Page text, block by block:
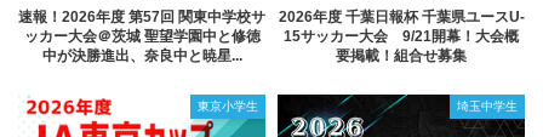
速報！2026年度 第57回 関東中学校サ
ッカー大会＠茨城 聖望学園中と修徳
中が決勝進出、奈良中と暁星...
2026年度 千葉日報杯 千葉県ユースU-
15サッカー大会 9/21開幕！大会概
要掲載！組合せ募集
東京小学生 埼玉中学生